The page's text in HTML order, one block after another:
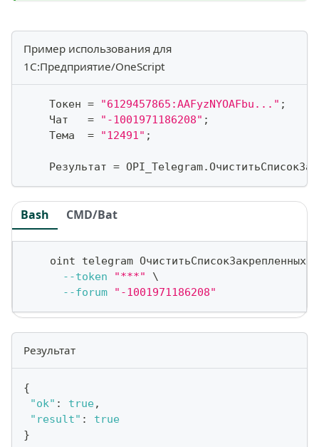
Пример использования для
1С:Предприятие/OneScript
    Токен
= "6129457865:AAFyzNYOAFbu..." ;
    Чат
= "-1001971186208" ;
    Тема
= "12491" ;
    Результат
= OPI_Telegram.
Bash CMD/Bat
oint telegram
--token
"***"
\
--forum
"-1001971186208"
Результат
{
"ok" : true,
"result" :
true
}